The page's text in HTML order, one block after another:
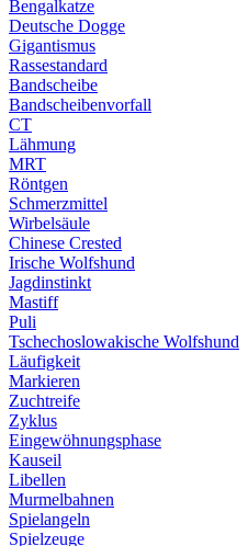
Bengalkatze
Deutsche Dogge
Gigantismus
Rassestandard
Bandscheibe
Bandscheibenvorfall
CT
Lähmung
MRT
Röntgen
Schmerzmittel
Wirbelsäule
Chinese Crested
Irische Wolfshund
Jagdinstinkt
Mastiff
Puli
Tschechoslowakische Wolfshund
Läufigkeit
Markieren
Zuchtreife
Zyklus
Eingewöhnungsphase
Kauseil
Libellen
Murmelbahnen
Spielangeln
Spielzeuge